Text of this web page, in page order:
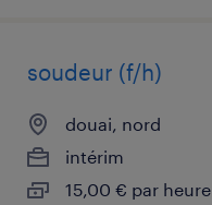
soudeur (f/h)
douai, nord
intérim
15,00 € par heure